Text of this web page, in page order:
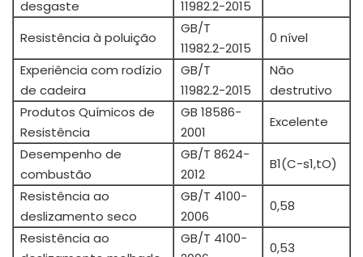
desgaste
11982.2-2015
Resistência à poluição
GB/T
11982.2-2015
0 nível
Experiência com rodízio
de cadeira
GB/T
11982.2-2015
Não
destrutivo
Produtos Químicos de
Resistência
GB 18586-
2001
Excelente
Desempenho de
combustão
GB/T 8624-
2012
B1(C-s1,tO)
Resistência ao
deslizamento seco
GB/T 4100-
2006
0,58
Resistência ao
GB/T 4100-
0,53